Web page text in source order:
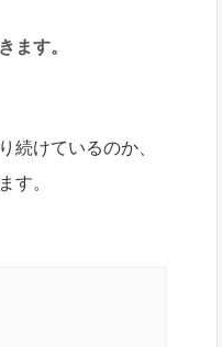
ます。
続けているのか、
す。